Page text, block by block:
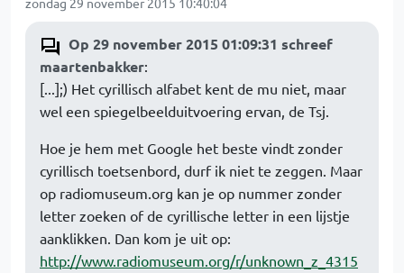
Op 29 november 2015 01:09:31 schreef
maartenbakker:
[...];) Het cyrillisch alfabet kent de mu niet, maar
wel een spiegelbeelduitvoering ervan, de Tsj.
Hoe je hem met Google het beste vindt zonder
cyrillisch toetsenbord, durf ik niet te zeggen. Maar
op radiomuseum.org kan je op nummer zonder
letter zoeken of de cyrillische letter in een lijstje
aanklikken. Dan kom je uit op:
http://www.radiomuseum.org/r/unknown_z_4315